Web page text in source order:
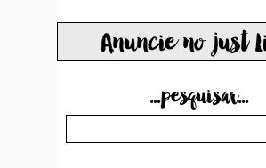
Anuncie no just
...pesquisar...